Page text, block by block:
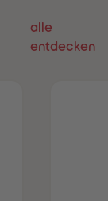
alle
entdecken